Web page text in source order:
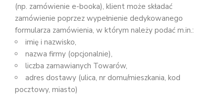
(np. zamówienie e-booka), klient może składać
zamówienie poprzez wypełnienie dedykowanego
formularza zamówienia, w którym należy podać m.in.:
imię i nazwisko,
nazwa firmy (opcjonalnie),
liczba zamawianych Towarów,
adres dostawy (ulica, nr domu/mieszkania, kod
pocztowy, miasto)